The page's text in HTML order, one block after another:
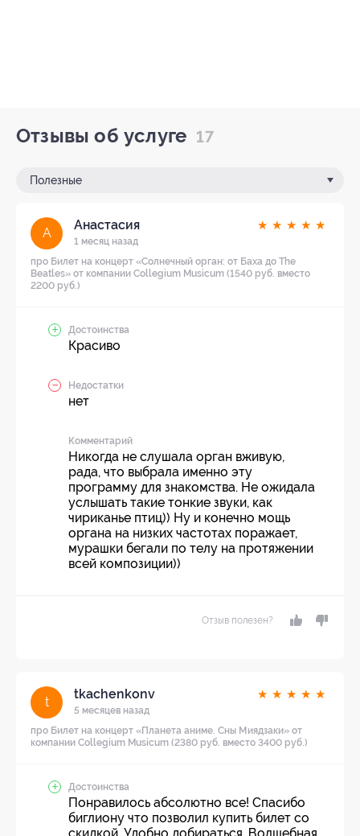
Отзывы об услуге 17
Полезные
А
Анастасия
1 месяц назад
★ ★ ★ ★ ★
про Билет на концерт «Солнечный орган: от Баха до The
Beatles» от компании Collegium Musicum (1540 руб. вместо
2200 руб.)
Достоинства
Красиво
Недостатки
нет
Комментарий
Никогда не слушала орган вживую,
рада, что выбрала именно эту
программу для знакомства. Не ожидала
услышать такие тонкие звуки, как
чириканье птиц)) Ну и конечно мощь
органа на низких частотах поражает,
мурашки бегали по телу на протяжении
всей композиции))
Отзыв полезен?
t
tkachenkonv
5 месяцев назад
★ ★ ★ ★ ★
про Билет на концерт «Планета аниме. Сны Миядзаки» от
компании Collegium Musicum (2380 руб. вместо 3400 руб.)
Достоинства
Понравилось абсолютно все! Спасибо
биглиону что позволил купить билет со
скидкой. Удобно добираться. Волшебная